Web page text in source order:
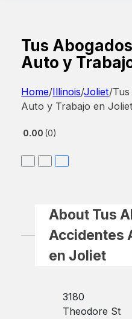
Tus
Auto y
Home/Illinois/Joliet/
Auto y Trabajo en Joliet
0.00 0
About Tus
Accidentes
en Joliet
3180
Theodore St